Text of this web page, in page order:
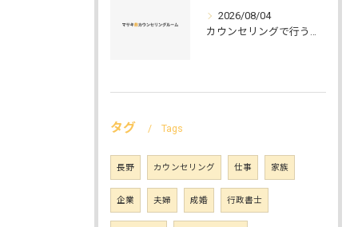
2026/08/04
カウンセリングで行う災害ケアの実践法と被災者支援の具体的ステップ
タグ Tags
長野 カウンセリング 仕事 家族
企業 夫婦 成婚 行政書士